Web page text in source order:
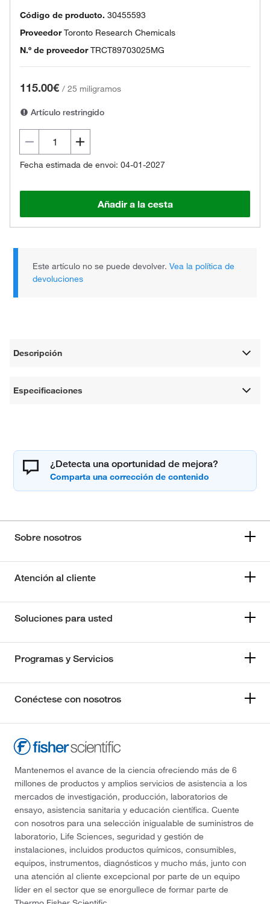
Código de producto. 30455593
ProveedorToronto Research Chemicals
N.º de proveedor TRCT89703025MG
115.00€ / 25 miligramos
Artículo restringido
Fecha estimada de envoi: 04-01-2027
Añadir a la cesta
Este artículo no se puede devolver.Vea la política de
devoluciones
Descripción
Especificaciones
¿Detecta una oportunidad de mejora?
Sobre nosotros
Atención al cliente
Soluciones para usted
Programas y Servicios
Conéctese con nosotros
Mantenemos el avance de la ciencia ofreciendo más de 6
millones de productos y amplios servicios de asistencia a los
mercados de investigación, producción, laboratorios de
ensayo, asistencia sanitaria y educación científica. Cuente
con nosotros para una selección inigualable de suministros de
laboratorio, Life Sciences, seguridad y gestión de
instalaciones, incluidos productos químicos, consumibles,
equipos, instrumentos, diagnósticos y mucho más, junto con
una atención al cliente excepcional por parte de un equipo
líder en el sector que se enorgullece de formar parte de